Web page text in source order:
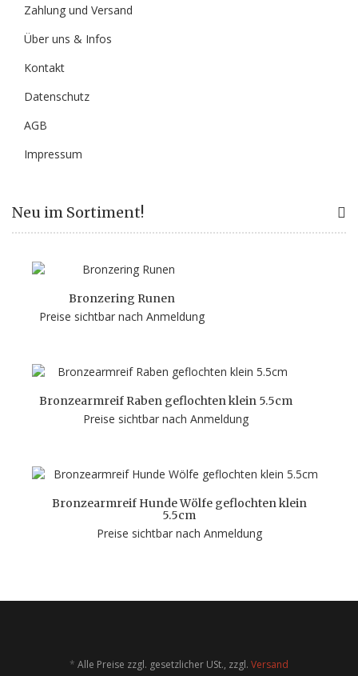
Zahlung und Versand
Über uns & Infos
Kontakt
Datenschutz
AGB
Impressum
Neu im Sortiment!
Bronzering Runen
Preise sichtbar nach Anmeldung
Bronzearmreif Raben geflochten klein 5.5cm
Preise sichtbar nach Anmeldung
Bronzearmreif Hunde Wölfe geflochten klein
5.5cm
Preise sichtbar nach Anmeldung
* Alle Preise zzgl. gesetzlicher USt., zzgl. Versand